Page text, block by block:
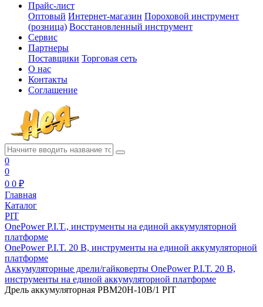
Прайс-лист
Оптовый Интернет-магазин Пороховой инструмент
(розница) Восстановленный инструмент
Сервис
Партнеры
Поставщики Торговая сеть
О нас
Контакты
Соглашение
0
0
0 0 ₽
Главная
Каталог
PIT
OnePower P.I.T., инструменты на единой аккумуляторной
платформе
OnePower P.I.T. 20 В, инструменты на единой аккумуляторной
платформе
Аккумуляторные дрели/гайковерты OnePower P.I.T. 20 В,
инструменты на единой аккумуляторной платформе
Дрель аккумуляторная PBM20H-10В/1 PIT